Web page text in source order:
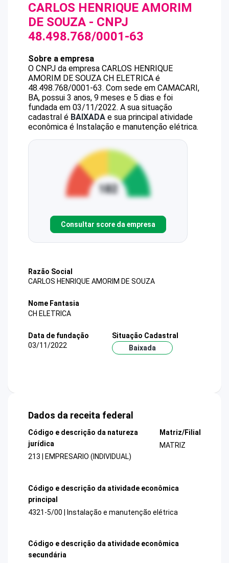
CARLOS HENRIQUE AMORIM
DE SOUZA - CNPJ
48.498.768/0001-63
Sobre a empresa
O CNPJ da empresa CARLOS HENRIQUE
AMORIM DE SOUZA CH ELETRICA é
48.498.768/0001-63. Com sede em CAMACARI,
BA, possui 3 anos, 9 meses e 5 dias e foi
fundada em 03/11/2022. A sua situação
cadastral é BAIXADA e sua principal atividade
econômica é Instalação e manutenção elétrica.
Consultar score da empresa
Razão Social
CARLOS HENRIQUE AMORIM DE SOUZA
Nome Fantasia
CH ELETRICA
Data de fundação
03/11/2022
Situação Cadastral
Baixada
Dados da receita federal
Código e descrição da natureza
jurídica
213 | EMPRESARIO (INDIVIDUAL)
Matriz/Filial
MATRIZ
Código e descrição da atividade econômica
principal
4321-5/00 | Instalação e manutenção elétrica
Código e descrição da atividade econômica
secundária